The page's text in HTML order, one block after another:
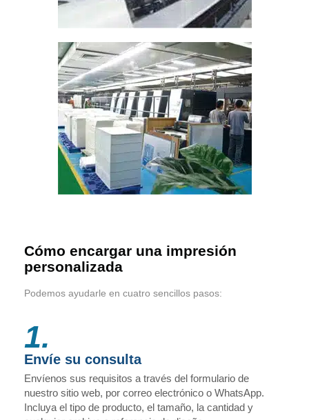
Cómo encargar una impresión
personalizada
Podemos ayudarle en cuatro sencillos pasos:
1.
Envíe su consulta
Envíenos sus requisitos a través del formulario de
nuestro sitio web, por correo electrónico o WhatsApp.
Incluya el tipo de producto, el tamaño, la cantidad y